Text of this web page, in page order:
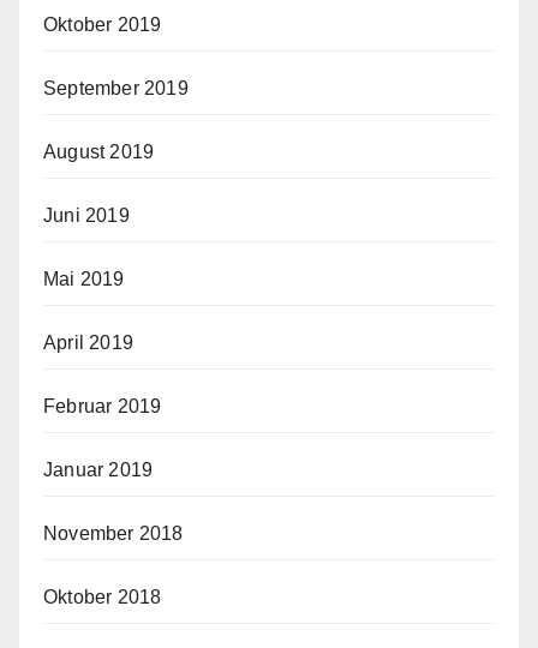
Oktober 2019
September 2019
August 2019
Juni 2019
Mai 2019
April 2019
Februar 2019
Januar 2019
November 2018
Oktober 2018